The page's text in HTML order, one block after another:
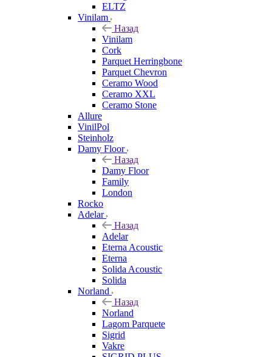
ELTZ
Vinilam
Назад
Vinilam
Cork
Parquet Herringbone
Parquet Chevron
Ceramo Wood
Ceramo XXL
Ceramo Stone
Allure
VinilPol
Steinholz
Damy Floor
Назад
Damy Floor
Family
London
Rocko
Adelar
Назад
Adelar
Eterna Acoustic
Eterna
Solida Acoustic
Solida
Norland
Назад
Norland
Lagom Parquete
Sigrid
Vakre